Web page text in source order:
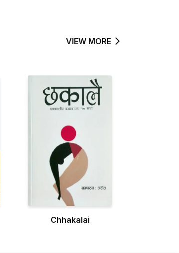
VIEW MORE
Chhakalai